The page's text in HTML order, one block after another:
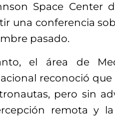
Space Center
una conferencia
pasado.
el área de
reconoció
pero sin
remota y